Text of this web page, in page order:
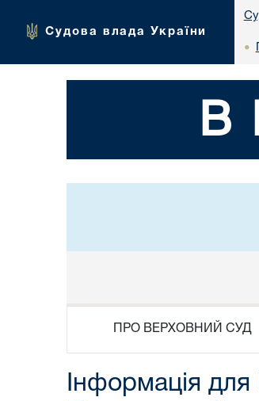
Судова влада України
•
ПРО ВЕРХОВНИЙ СУД
Інформація